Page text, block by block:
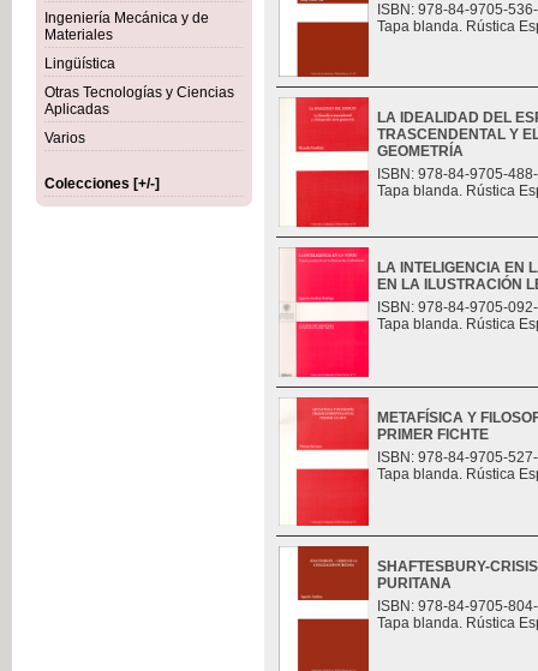
Ingeniería Mecánica y de
Materiales
Lingüística
Otras Tecnologías y Ciencias
Aplicadas
Varios
Colecciones [+/-]
ISBN: 978-84-9705-
Tapa blanda. Rústica
LA IDEALIDAD DEL
TRASCENDENTAL Y
GEOMETRÍA
ISBN: 978-84-9705-
Tapa blanda. Rústica
LA INTELIGENCIA EN
EN LA ILUSTRACIÓN
ISBN: 978-84-9705-
Tapa blanda. Rústica
METAFÍSICA Y
PRIMER FICHTE
ISBN: 978-84-9705-
Tapa blanda. Rústica
SHAFTESBURY-
PURITANA
ISBN: 978-84-9705-
Tapa blanda. Rústica